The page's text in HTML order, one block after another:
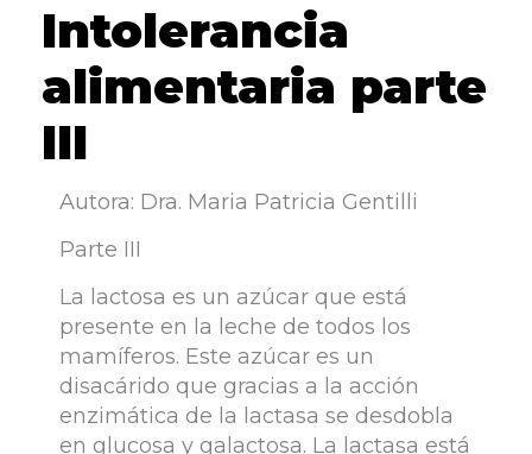
Intolerancia
alimentaria parte
III
Autora: Dra. Maria Patricia Gentilli
Parte III
La lactosa es un azúcar que está
presente en la leche de todos los
mamíferos. Este azúcar es un
disacárido que gracias a la acción
enzimática de la lactasa se desdobla
en glucosa y galactosa. La lactasa está